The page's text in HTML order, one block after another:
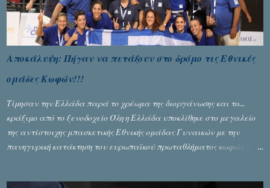
Αποκάλυψη: Πήγαν να πετάξουν στο δρόμο τις Εθνικές
ομάδες Κωφών!!!
Τίμησαν την Ελλάδα παρά το χρέωμα της διοργάνωσης και το...
κράξιμο από το ξενοδοχείο Όλη η Ελλάδα υποκλίθηκε στο μεγαλείο
της αντίστοιχης μπασκετικής Εθνικής ομάδας Γυναικών με την
πανηγυρική κατάκτηση του ευρωπαϊκού πρωταθλήματος κωφών που